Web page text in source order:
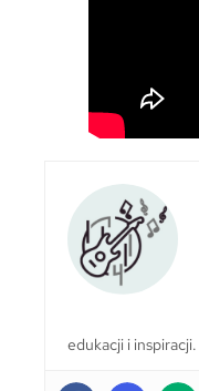
edukacji i inspiracji.